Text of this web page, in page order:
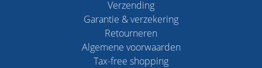
Verzending
Garantie & verzekering
Retourneren
Algemene voorwaarden
Tax-free shopping